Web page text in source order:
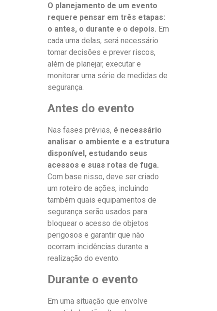
O planejamento de um evento
requere pensar em três etapas:
o antes, o durante e o depois. Em
cada uma delas, será necessário
tomar decisões e prever riscos,
além de planejar, executar e
monitorar uma série de medidas de
segurança.
Antes do evento
Nas fases prévias, é necessário
analisar o ambiente e a estrutura
disponível, estudando seus
acessos e suas rotas de fuga.
Com base nisso, deve ser criado
um roteiro de ações, incluindo
também quais equipamentos de
segurança serão usados para
bloquear o acesso de objetos
perigosos e garantir que não
ocorram incidências durante a
realização do evento.
Durante o evento
Em uma situação que envolve